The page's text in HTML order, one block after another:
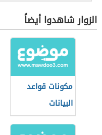
الزوار شاهدوا أيضاً
مكونات قواعد
البيانات